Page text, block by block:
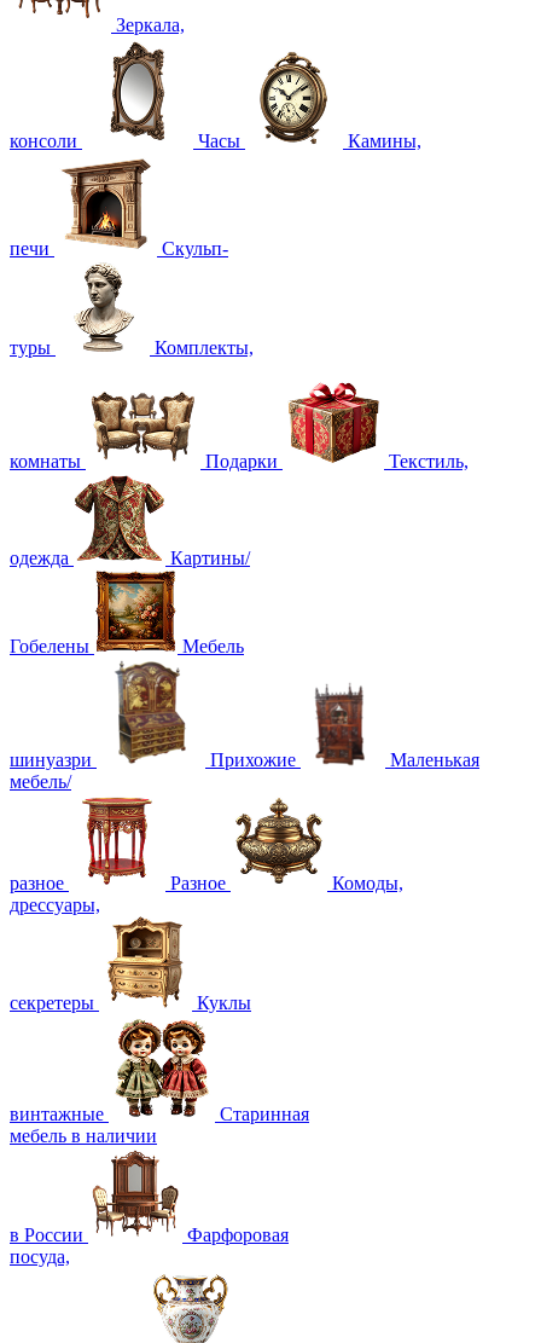
Зеркала,
консоли Часы Камины,
печи Скульп-
туры Комплекты,
комнаты Подарки Текстиль,
одежда Картины/
Гобелены Мебель
шинуазри Прихожие
Маленькая
мебель/
разное Разное
Комоды,
дрессуары,
секретеры Куклы
винтажные
Старинная
мебель в наличии
в России
Фарфоровая
посуда,